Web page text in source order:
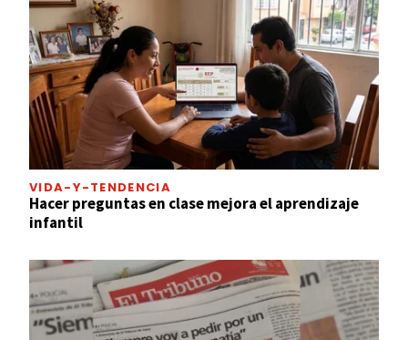
VIDA-Y-TENDENCIA
Hacer preguntas en clase mejora el aprendizaje
infantil